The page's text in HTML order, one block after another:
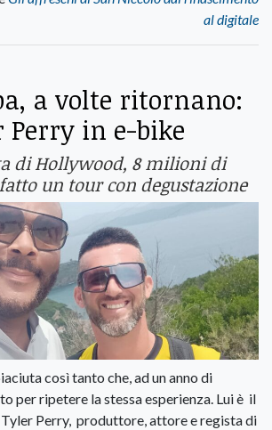
al digitale
a volte ritornano:
Perry in e-bike
di Hollywood, 8 milioni di
un tour con degustazione
così tanto che, ad un anno di
per ripetere la stessa esperienza. Lui è il
Tyler Perry, produttore, attore e regista di